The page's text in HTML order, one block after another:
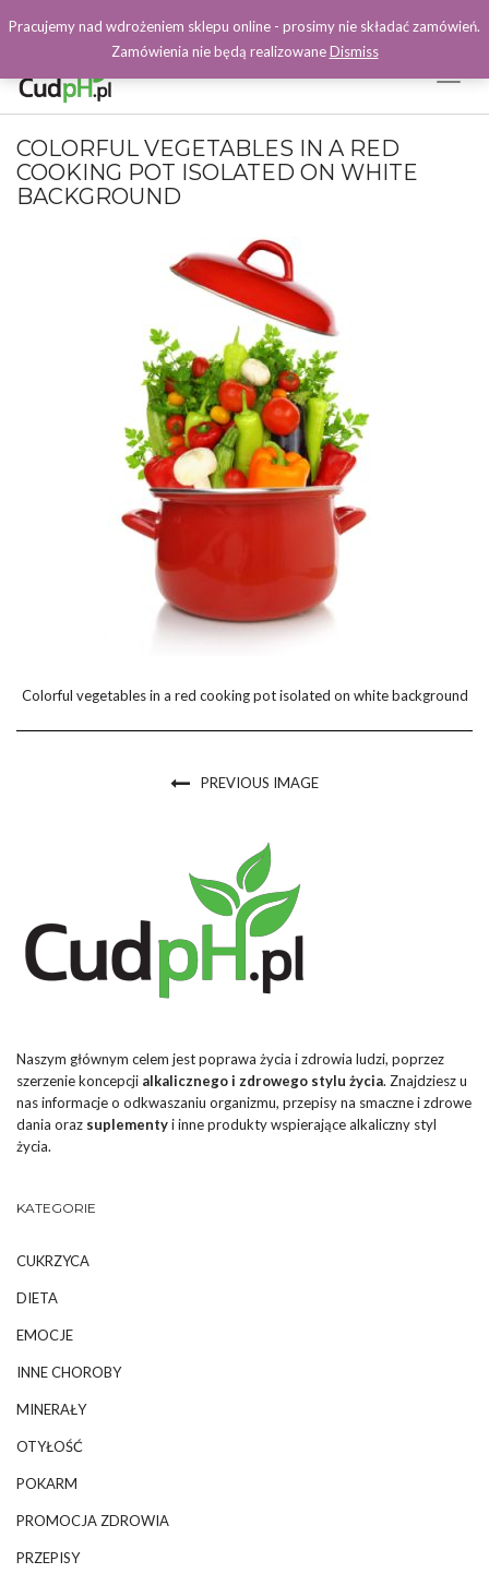
Facebook
COLORFUL VEGETABLES IN A RED
COOKING POT ISOLATED ON WHITE
BACKGROUND
Colorful vegetables in a red cooking pot isolated on white background
PREVIOUS IMAGE
Naszym głównym celem jest poprawa życia i zdrowia ludzi, poprzez
szerzenie koncepcji alkalicznego i zdrowego stylu życia. Znajdziesz u
nas informacje o odkwaszaniu organizmu, przepisy na smaczne i zdrowe
dania oraz suplementyi inne produkty wspierające alkaliczny styl
życia.
KATEGORIE
CUKRZYCA
DIETA
EMOCJE
INNE CHOROBY
MINERAŁY
OTYŁOŚĆ
POKARM
PROMOCJA ZDROWIA
PRZEPISY
Pracujemy nad wdrożeniem sklepu online - prosimy nie składać zamówień.
Zamówienia nie będą realizowaneDismiss